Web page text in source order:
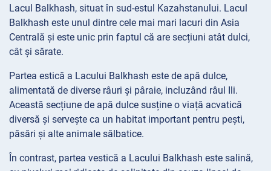
Lacul Balkhash, situat în sud-estul Kazahstanului. Lacul
Balkhash este unul dintre cele mai mari lacuri din Asia
Centrală și este unic prin faptul că are secțiuni atât dulci,
cât și sărate.
Partea estică a Lacului Balkhash este de apă dulce,
alimentată de diverse râuri și pâraie, incluzând râul Ili.
Această secțiune de apă dulce susține o viață acvatică
diversă și servește ca un habitat important pentru pești,
păsări și alte animale sălbatice.
În contrast, partea vestică a Lacului Balkhash este salină,